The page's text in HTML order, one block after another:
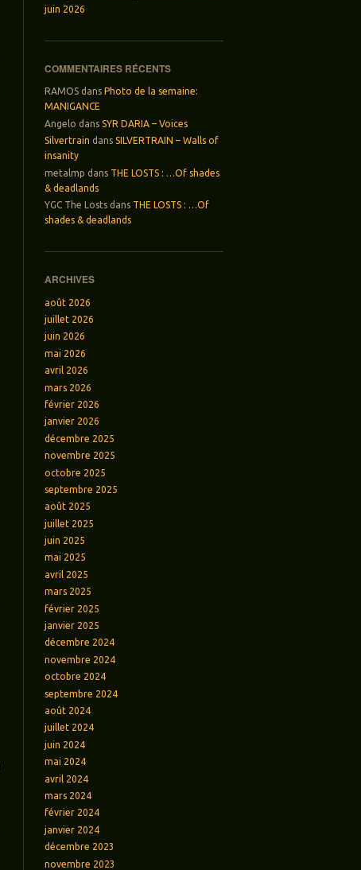
juin 2026
COMMENTAIRES RÉCENTS
RAMOS dans Photo de la semaine:
MANIGANCE
Angelo dansSYR DARIA – Voices
Silvertrain dansSILVERTRAIN – Walls of
insanity
metalmp dans THE LOSTS : …Of shades
& deadlands
YGC The Losts dans THE LOSTS : …Of
shades & deadlands
ARCHIVES
août 2026
juillet 2026
juin 2026
mai 2026
avril 2026
mars 2026
février 2026
janvier 2026
décembre 2025
novembre 2025
octobre 2025
septembre 2025
août 2025
juillet 2025
juin 2025
mai 2025
avril 2025
mars 2025
février 2025
janvier 2025
décembre 2024
novembre 2024
octobre 2024
septembre 2024
août 2024
juillet 2024
juin 2024
mai 2024
avril 2024
mars 2024
février 2024
janvier 2024
décembre 2023
novembre 2023